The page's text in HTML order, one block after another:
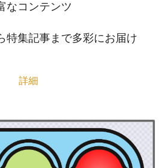
なコンテンツ
特集記事まで多彩にお届け
詳細